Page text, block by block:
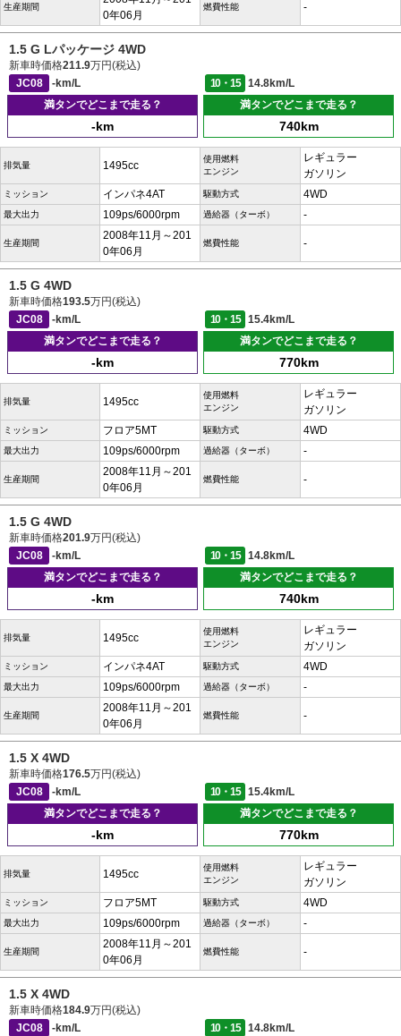
生産期間
0年06月
燃費性能 -
1.5 G Lパッケージ 4WD
新車時価格211.9万円(税込)
JC08
-km/L 10・15
14.8km/L
満タンでどこまで走る？
-km
満タンでどこまで走る？
740km
排気量 1495cc
使用燃料
エンジン
レギュラー
ガソリン
ミッション インパネ4AT 駆動方式 4WD
最大出力 109ps/6000rpm 過給器（ターボ） -
生産期間
2008年11月～201
0年06月
燃費性能 -
1.5 G 4WD
新車時価格193.5万円(税込)
JC08
-km/L 10・15
15.4km/L
満タンでどこまで走る？
-km
満タンでどこまで走る？
770km
排気量 1495cc
使用燃料
エンジン
レギュラー
ガソリン
ミッション フロア5MT 駆動方式 4WD
最大出力 109ps/6000rpm 過給器（ターボ） -
生産期間
2008年11月～201
0年06月
燃費性能 -
1.5 G 4WD
新車時価格201.9万円(税込)
JC08
-km/L 10・15
14.8km/L
満タンでどこまで走る？
-km
満タンでどこまで走る？
740km
排気量 1495cc
使用燃料
エンジン
レギュラー
ガソリン
ミッション インパネ4AT 駆動方式 4WD
最大出力 109ps/6000rpm 過給器（ターボ） -
生産期間
2008年11月～201
0年06月
燃費性能 -
1.5 X 4WD
新車時価格176.5万円(税込)
JC08
-km/L 10・15
15.4km/L
満タンでどこまで走る？
-km
満タンでどこまで走る？
770km
排気量 1495cc
使用燃料
エンジン
レギュラー
ガソリン
ミッション フロア5MT 駆動方式 4WD
最大出力 109ps/6000rpm 過給器（ターボ） -
生産期間
2008年11月～201
0年06月
燃費性能 -
1.5 X 4WD
新車時価格184.9万円(税込)
JC08
-km/L 10・15
14.8km/L